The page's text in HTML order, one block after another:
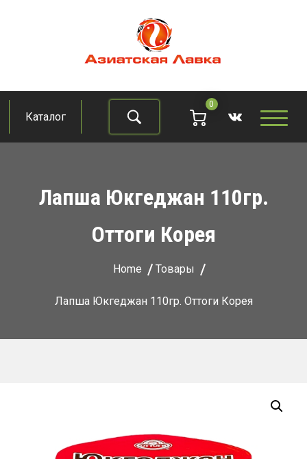
Азиатская лавка
Продукты из восточно-азиатских стран
Каталог
0
Лапша Юкгеджан 110гр.
Оттоги Корея
Home Товары
Лапша Юкгеджан 110гр. Оттоги Корея